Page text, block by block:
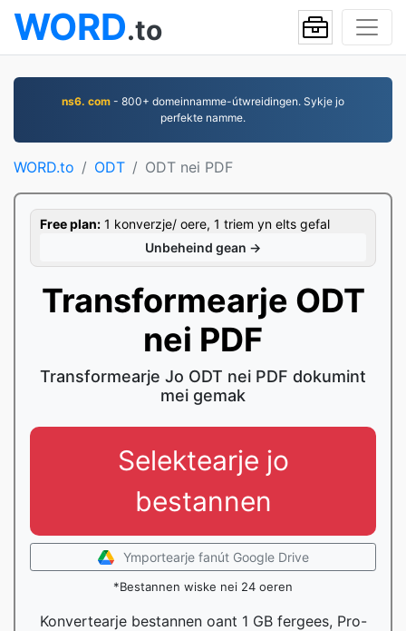
WORD.to
ns6. com - 800+ domeinnamme-útwreidingen. Sykje jo
perfekte namme.
WORD.to ODT ODT nei PDF
Free plan: 1 konverzje/ oere, 1 triem yn elts gefal
Unbeheind gean →
Transformearje ODT
nei PDF
Transformearje Jo ODT nei PDF dokumint
mei gemak
Selektearje jo
bestannen
Ymportearje fanút Google Drive
*Bestannen wiske nei 24 oeren
Konvertearje bestannen oant 1 GB fergees, Pro-